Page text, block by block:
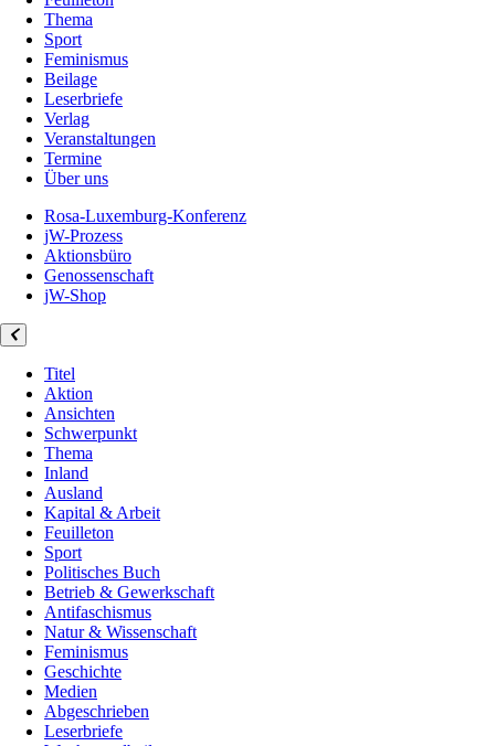
Thema
Sport
Feminismus
Beilage
Leserbriefe
Verlag
Veranstaltungen
Termine
Über uns
Rosa-Luxemburg-Konferenz
jW-Prozess
Aktionsbüro
Genossenschaft
jW-Shop
Titel
Aktion
Ansichten
Schwerpunkt
Thema
Inland
Ausland
Kapital & Arbeit
Feuilleton
Sport
Politisches Buch
Betrieb & Gewerkschaft
Antifaschismus
Natur & Wissenschaft
Feminismus
Geschichte
Medien
Abgeschrieben
Leserbriefe